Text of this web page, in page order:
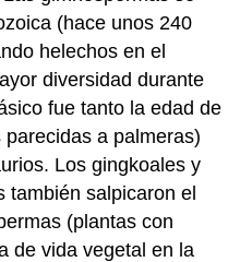
(hace unos 240
helechos en el
diversidad durante
fue tanto la edad de
a palmeras)
Los gingkoales y
también salpicaron el
(plantas con
de vida vegetal en la